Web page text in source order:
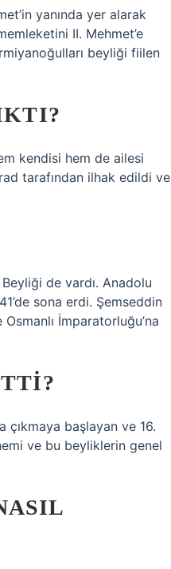
yanında yer alarak
II. Mehmet’e
beyliği fiilen
kendisi hem de ailesi
tarafından ilhak edildi ve
de vardı. Anadolu
sona erdi. Şemseddin
İmparatorluğu’na
çıkmaya başlayan ve 16.
ve bu beyliklerin genel